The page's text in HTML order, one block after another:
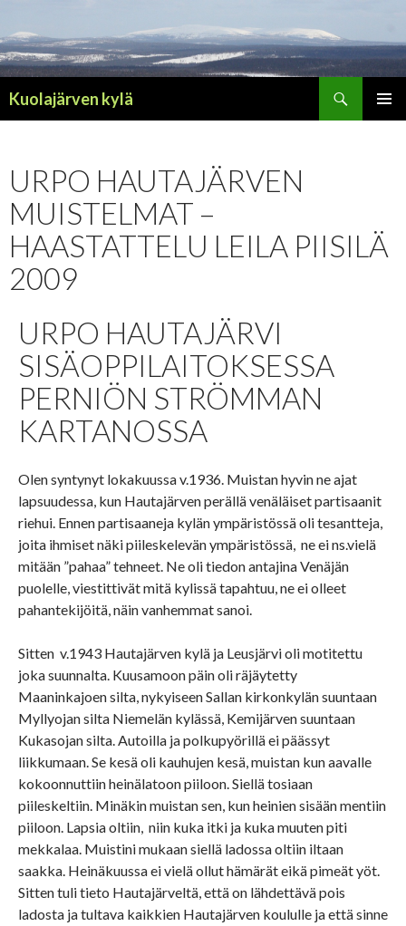
Kuolajärven kylä
URPO HAUTAJÄRVEN
MUISTELMAT –
HAASTATTELU LEILA PIISILÄ
2009
URPO HAUTAJÄRVI
SISÄOPPILAITOKSESSA
PERNIÖN STRÖMMAN
KARTANOSSA
Olen syntynyt lokakuussa v.1936. Muistan hyvin ne ajat
lapsuudessa, kun Hautajärven perällä venäläiset partisaanit
riehui. Ennen partisaaneja kylän ympäristössä oli tesantteja,
joita ihmiset näki piileskelevän ympäristössä, ne ei ns.vielä
mitään ”pahaa” tehneet. Ne oli tiedon antajina Venäjän
puolelle, viestittivät mitä kylissä tapahtuu, ne ei olleet
pahantekijöitä, näin vanhemmat sanoi.
Sitten v.1943 Hautajärven kylä ja Leusjärvi oli motitettu
joka suunnalta. Kuusamoon päin oli räjäytetty
Maaninkajoen silta, nykyiseen Sallan kirkonkylän suuntaan
Myllyojan silta Niemelän kylässä, Kemijärven suuntaan
Kukasojan silta. Autoilla ja polkupyörillä ei päässyt
liikkumaan. Se kesä oli kauhujen kesä, muistan kun aavalle
kokoonnuttiin heinälatoon piiloon. Siellä tosiaan
piileskeltiin. Minäkin muistan sen, kun heinien sisään mentiin
piiloon. Lapsia oltiin, niin kuka itki ja kuka muuten piti
mekkalaa. Muistini mukaan siellä ladossa oltiin iltaan
saakka. Heinäkuussa ei vielä ollut hämärät eikä pimeät yöt.
Sitten tuli tieto Hautajärveltä, että on lähdettävä pois
ladosta ja tultava kaikkien Hautajärven koululle ja että sinne